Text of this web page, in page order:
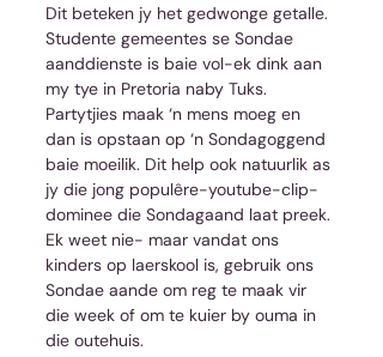
Dit beteken jy het gedwonge getalle.
Studente gemeentes se Sondae
aanddienste is baie vol-ek dink aan
my tye in Pretoria naby Tuks.
Partytjies maak ‘n mens moeg en
dan is opstaan op ‘n Sondagoggend
baie moeilik. Dit help ook natuurlik as
jy die jong populêre-youtube-clip-
dominee die Sondagaand laat preek.
Ek weet nie- maar vandat ons
kinders op laerskool is, gebruik ons
Sondae aande om reg te maak vir
die week of om te kuier by ouma in
die outehuis.